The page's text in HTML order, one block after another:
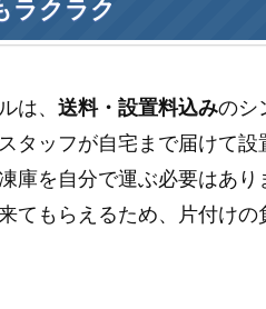
ラクラク
は、送料・設置料込みのシ
タッフが自宅まで届けて設
庫を自分で運ぶ必要はあり
てもらえるため、片付けの